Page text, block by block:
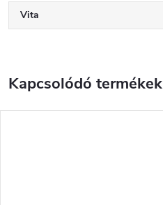
Vita
Kapcsolódó termékek